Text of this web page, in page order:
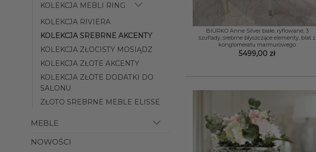
KOLEKCJA MEBLI RING
KOLEKCJA RIVIERA
KOLEKCJA SREBRNE AKCENTY
KOLEKCJA ZŁOCISTY MOSIĄDZ
KOLEKCJA ZŁOTE AKCENTY
KOLEKCJA ZŁOTE DODATKI DO
SALONU
ZŁOTO SREBRNE MEBLE ELISSE
MEBLE
NOWOŚCI
BIURKO Anne Silver białe, ryflowane, 3
szuflady, srebrne błyszczące elementy, blat z
konglomeratu marmurowego
5499,00 zł